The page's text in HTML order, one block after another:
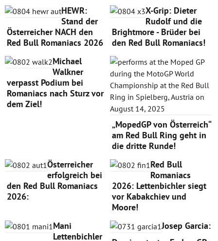
HEWR:
Stand der
Österreicher NACH den
Red Bull Romaniacs 2026
X-Grip: Dieter
Rudolf und die
Brightmore - Brüder bei
den Red Bull Romaniacs!
Michael
Walkner
verpasst Podium bei
Romaniacs nach Sturz vor
dem Ziel!
„MopedGP von Österreich“
am Red Bull Ring geht in
die dritte Runde!
Österreicher
erfolgreich bei
den Red Bull Romaniacs
2026:
Red Bull
Romaniacs
2026: Lettenbichler siegt
vor Kabakchiev und
Moore!
Mani
Lettenbichler
Josep Garcia: